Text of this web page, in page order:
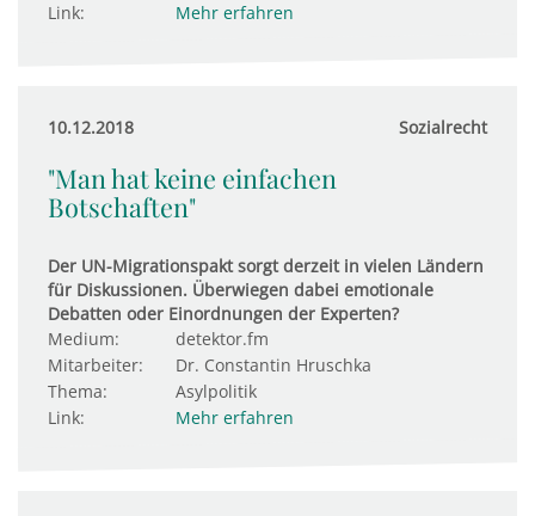
Link:
Mehr erfahren
10.12.2018 Sozialrecht
"Man hat keine einfachen
Botschaften"
Der UN-Migrationspakt sorgt derzeit in vielen Ländern
für Diskussionen. Überwiegen dabei emotionale
Debatten oder Einordnungen der Experten?
Medium:
detektor.fm
Mitarbeiter:
Dr. Constantin Hruschka
Thema:
Asylpolitik
Link:
Mehr erfahren